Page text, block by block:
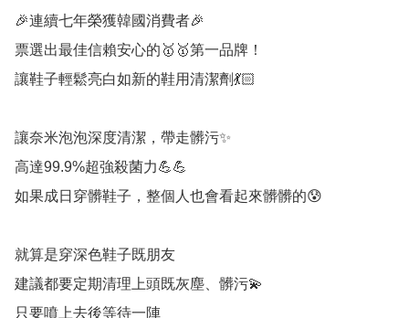
🎉連續七年榮獲韓國消費者🎉
票選出最佳信賴安心的🥇🥇第一品牌！
讓鞋子輕鬆亮白如新的鞋用清潔劑💃🏻
讓奈米泡泡深度清潔，帶走髒污✨
高達99.9%超強殺菌力💪💪
如果成日穿髒鞋子，整個人也會看起來髒髒的😰
就算是穿深色鞋子既朋友
建議都要定期清理上頭既灰塵、髒污💫
只要噴上去後等待一陣